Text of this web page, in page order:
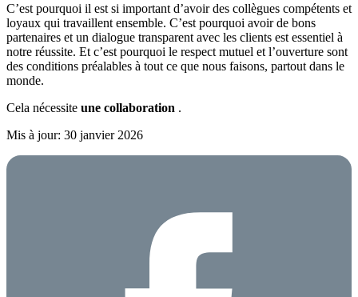
C’est pourquoi il est si important d’avoir des collègues compétents et
loyaux qui travaillent ensemble. C’est pourquoi avoir de bons
partenaires et un dialogue transparent avec les clients est essentiel à
notre réussite. Et c’est pourquoi le respect mutuel et l’ouverture sont
des conditions préalables à tout ce que nous faisons, partout dans le
monde.
Cela nécessite une collaboration .
Mis à jour: 30 janvier 2026